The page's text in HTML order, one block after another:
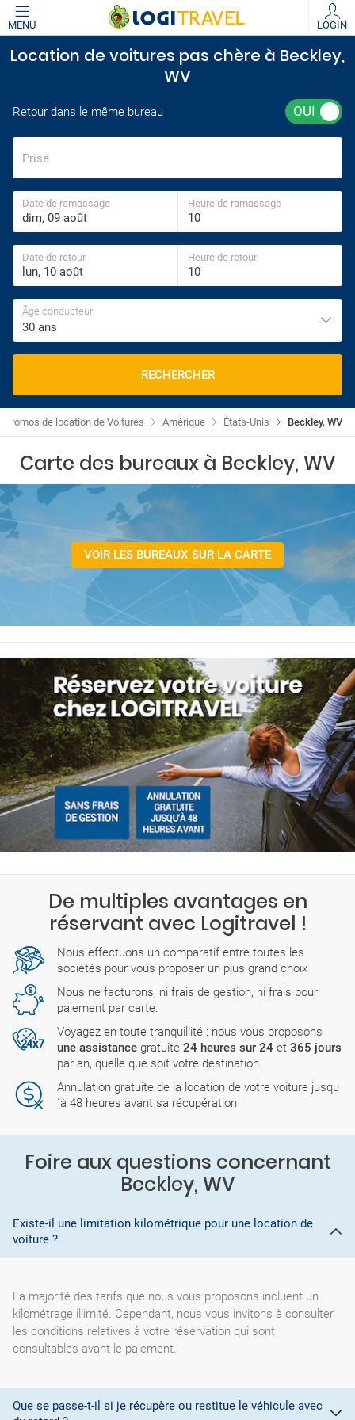
MENU LOGIN
Location de voitures pas chère à Beckley,
WV
Retour dans le même bureau
Prise
Date de ramassage Heure de ramassage
Date de retour Heure de retour
Âge conducteur
30 ans
RECHERCHER
Beckley, WV
États-Unis
Amérique
Promos de location de Voitures
Carte des bureaux à Beckley, WV
VOIR LES BUREAUX SUR LA CARTE
De multiples avantages en
réservant avec Logitravel !
Nous effectuons un comparatif entre toutes les
sociétés pour vous proposer un plus grand choix
Nous ne facturons, ni frais de gestion, ni frais pour
paiement par carte.
Voyagez en toute tranquillité : nous vous proposons
une assistance gratuite 24 heures sur 24 et 365 jours
par an, quelle que soit votre destination.
Annulation gratuite de la location de votre voiture jusqu
´à 48 heures avant sa récupération
Foire aux questions concernant
Beckley, WV
Existe-il une limitation kilométrique pour une location de
voiture ?
La majorité des tarifs que nous vous proposons incluent un
kilométrage illimité. Cependant, nous vous invitons à consulter
les conditions relatives à votre réservation qui sont
consultables avant le paiement.
Que se passe-t-il si je récupère ou restitue le véhicule avec